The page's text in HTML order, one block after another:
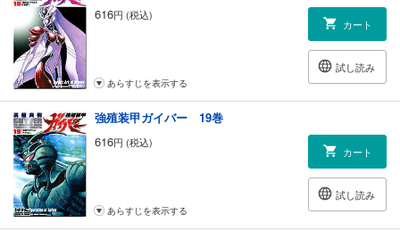
616円 (税込)
カート
試し読み
あらすじを表示する
強殖装甲ガイバー 19巻
616円 (税込)
カート
試し読み
あらすじを表示する